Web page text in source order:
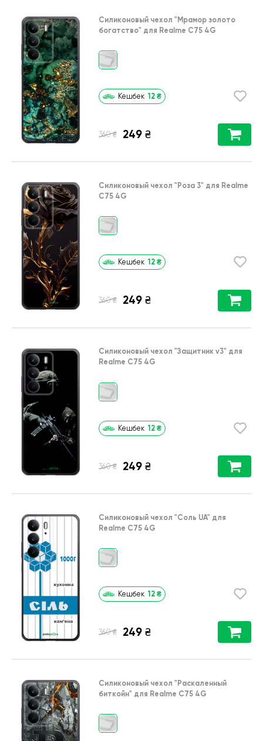
Силиконовый чехол "Мрамор золото
богатство" для Realme C75 4G
Кешбек 12 ₴
360 ₴ 249 ₴
Силиконовый чехол "Роза 3" для Realme
C75 4G
Кешбек 12 ₴
360 ₴ 249 ₴
Силиконовый чехол "Защитник v3" для
Realme C75 4G
Кешбек 12 ₴
360 ₴ 249 ₴
Силиконовый чехол "Соль UA" для
Realme C75 4G
Кешбек 12 ₴
360 ₴ 249 ₴
Силиконовый чехол "Раскаленный
биткойн" для Realme C75 4G